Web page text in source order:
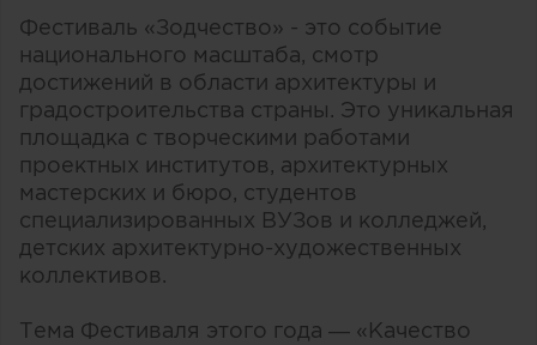
Фестиваль «Зодчество» - это событие
национального масштаба, смотр
достижений в области архитектуры и
градостроительства страны. Это уникальная
площадка с творческими работами
проектных институтов, архитектурных
мастерских и бюро, студентов
специализированных ВУЗов и колледжей,
детских архитектурно-художественных
коллективов.
Тема Фестиваля этого года — «Качество